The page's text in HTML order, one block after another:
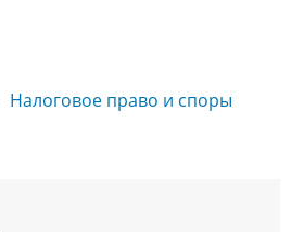
Налоговое право и споры